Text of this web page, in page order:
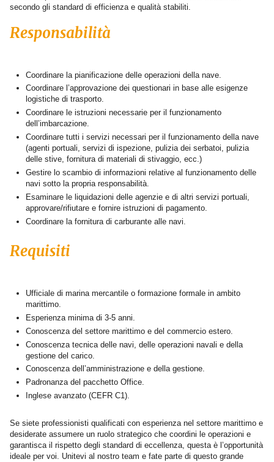
secondo gli standard di efficienza e qualità stabiliti.
Responsabilità
Coordinare la pianificazione delle operazioni della nave.
Coordinare l’approvazione dei questionari in base alle esigenze
logistiche di trasporto.
Coordinare le istruzioni necessarie per il funzionamento
dell’imbarcazione.
Coordinare tutti i servizi necessari per il funzionamento della nave
(agenti portuali, servizi di ispezione, pulizia dei serbatoi, pulizia
delle stive, fornitura di materiali di stivaggio, ecc.)
Gestire lo scambio di informazioni relative al funzionamento delle
navi sotto la propria responsabilità.
Esaminare le liquidazioni delle agenzie e di altri servizi portuali,
approvare/rifiutare e fornire istruzioni di pagamento.
Coordinare la fornitura di carburante alle navi.
Requisiti
Ufficiale di marina mercantile o formazione formale in ambito
marittimo.
Esperienza minima di 3-5 anni.
Conoscenza del settore marittimo e del commercio estero.
Conoscenza tecnica delle navi, delle operazioni navali e della
gestione del carico.
Conoscenza dell’amministrazione e della gestione.
Padronanza del pacchetto Office.
Inglese avanzato (CEFR C1).
Se siete professionisti qualificati con esperienza nel settore marittimo e
desiderate assumere un ruolo strategico che coordini le operazioni e
garantisca il rispetto degli standard di eccellenza, questa è l’opportunità
ideale per voi. Unitevi al nostro team e fate parte di questo grande